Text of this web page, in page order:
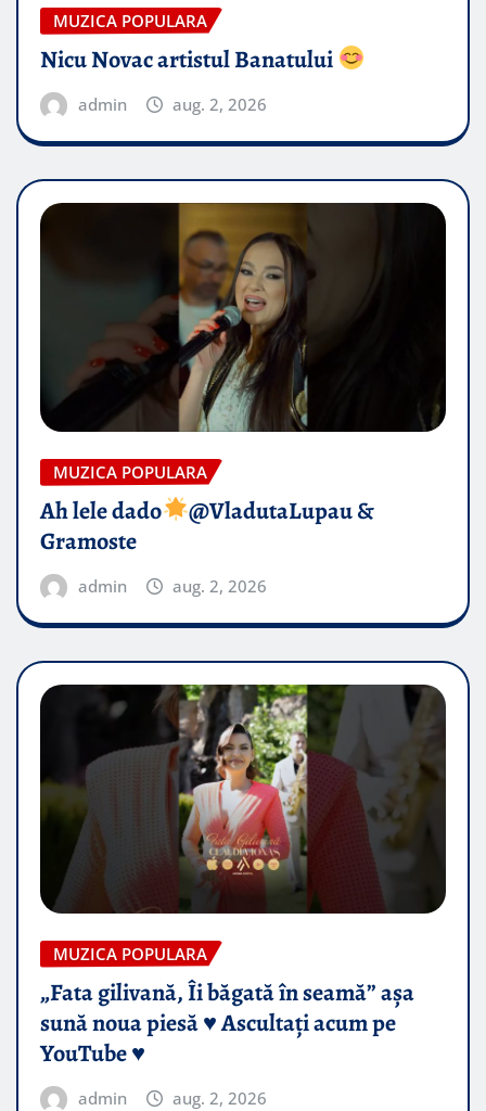
MUZICA POPULARA
Nicu Novac artistul Banatului
admin aug. 2, 2026
MUZICA POPULARA
Ah lele dado​
@VladutaLupau &
Gramoste
admin aug. 2, 2026
MUZICA POPULARA
„Fata gilivană, Îi băgată în seamă” așa
sună noua piesă ♥️ Ascultați acum pe
YouTube ♥️
admin aug. 2, 2026